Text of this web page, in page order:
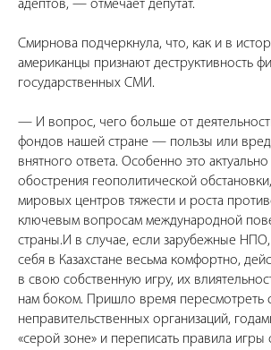
адептов, — отмечает депутат.
Смирнова подчеркнула, что, как и в
американцы признают деструктивность
государственных СМИ.
— И вопрос, чего больше от
фондов нашей стране — пользы или
внятного ответа. Особенно это
обострения геополитической
мировых центров тяжести и роста
ключевым вопросам международной
страны.И в случае, если зарубежные
себя в Казахстане весьма комфортно,
в свою собственную игру, их
нам боком. Пришло время пересмотреть
неправительственных организаций,
«серой зоне» и переписать правила